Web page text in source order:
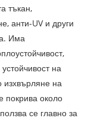
тъкан,
анти-UV и други
Има
на
изхвърляне на
покрива около
се главно за